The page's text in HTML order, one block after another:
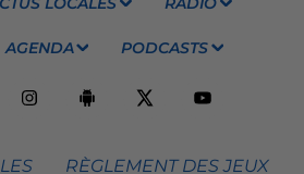
AGENDA PODCASTS
RÈGLEMENT DES JEUX